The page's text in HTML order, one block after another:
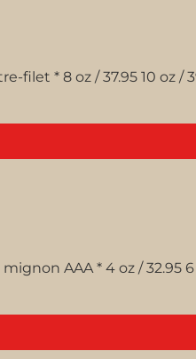
filet * 8 oz / 37.95 10 oz /
AAA * 4 oz / 32.95